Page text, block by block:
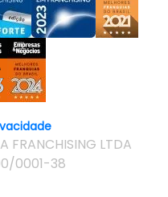
FRANCHISING LTDA
0001-38